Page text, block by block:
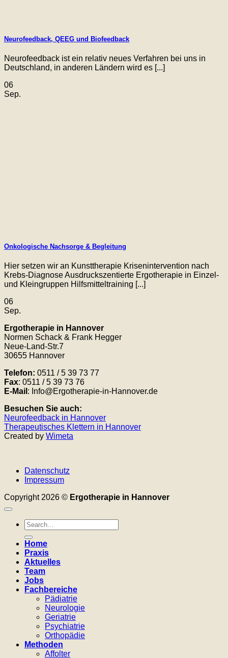
Neurofeedback, QEEG und Biofeedback
Neurofeedback ist ein relativ neues Verfahren bei uns in
Deutschland, in anderen Ländern wird es [...]
06
Sep.
Onkologische Nachsorge & Begleitung
Hier setzen wir an Kunsttherapie Krisenintervention nach
Krebs-Diagnose Ausdruckszentierte Ergotherapie in Einzel-
und Kleingruppen Hilfsmitteltraining [...]
06
Sep.
Ergotherapie in Hannover
Normen Schack & Frank Hegger
Neue-Land-Str.7
30655 Hannover
Telefon: 0511 / 5 39 73 77
Fax: 0511 / 5 39 73 76
E-Mail : Info@Ergotherapie-in-Hannover.de
Besuchen Sie auch:
Neurofeedback in Hannover
Therapeutisches Klettern in Hannover
Created by Wimeta
Datenschutz
Impressum
Copyright 2026 © Ergotherapie in Hannover
Home
Praxis
Aktuelles
Team
Jobs
Fachbereiche
Pädiatrie
Neurologie
Geriatrie
Psychiatrie
Orthopädie
Methoden
Affolter